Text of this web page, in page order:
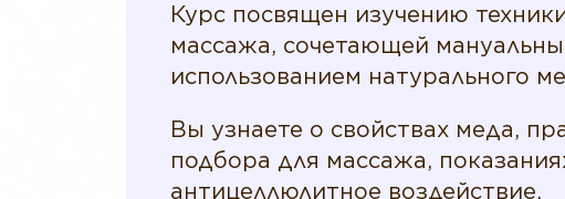
Курс посвящен изучению
массажа, сочетающей
использованием натурального
Вы узнаете о свойствах меда,
подбора для массажа,
антицеллюлитное воздействие,